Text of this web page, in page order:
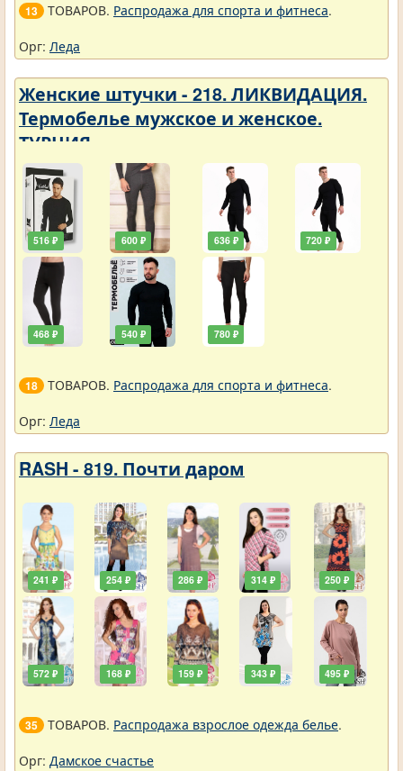
13 ТОВАРОВ. Распродажа для спорта и фитнеса.
Орг: Леда
Женские штучки - 218. ЛИКВИДАЦИЯ.
Термобелье мужское и женское.
ТУРЦИЯ
516 ₽
468 ₽
600 ₽
540 ₽
636 ₽
780 ₽
720 ₽
18 ТОВАРОВ. Распродажа для спорта и фитнеса.
Орг: Леда
RASH - 819. Почти даром
241 ₽
572 ₽
254 ₽
168 ₽
286 ₽
159 ₽
314 ₽
343 ₽
250 ₽
495 ₽
35 ТОВАРОВ. Распродажа взрослое одежда белье.
Орг: Дамское счастье